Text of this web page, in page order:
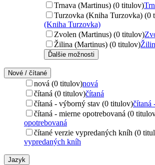
Trnava (Martinus) (0 titulov)
Turzovka (Kniha Turzovka) (0
(Kniha Turzovka)
Zvolen (Martinus) (0 titulov)
Žilina (Martinus) (0 titulov)
Ďalšie možnosti
Nové / čítané
nová (0 titulov)nová
čítaná (0 titulov)čítaná
čítaná - výborný stav (0 titulov)čítaná
čítaná - mierne opotrebovaná (0
opotrebovaná
čítané verzie vypredaných kníh (0
vypredaných kníh
Jazyk